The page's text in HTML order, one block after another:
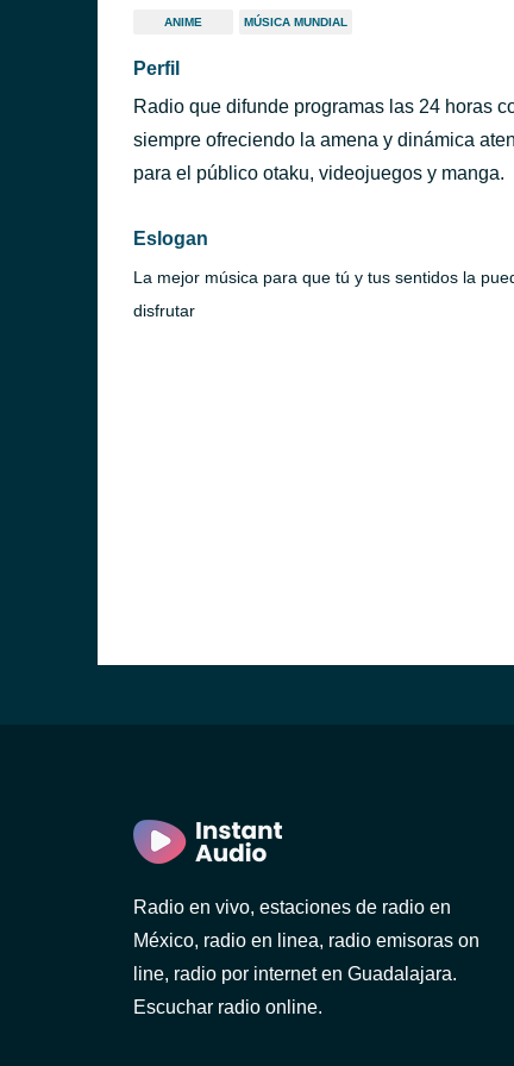
ANIME MÚSICA MUNDIAL
Perfil
Radio que difunde programas las 24 horas
siempre ofreciendo la amena y dinámica
para el público otaku, videojuegos y manga.
Eslogan
La mejor música para que tú y tus sentidos la
disfrutar
Radio en vivo, estaciones de radio en
México, radio en linea, radio emisoras on
line, radio por internet en Guadalajara.
Escuchar radio online.